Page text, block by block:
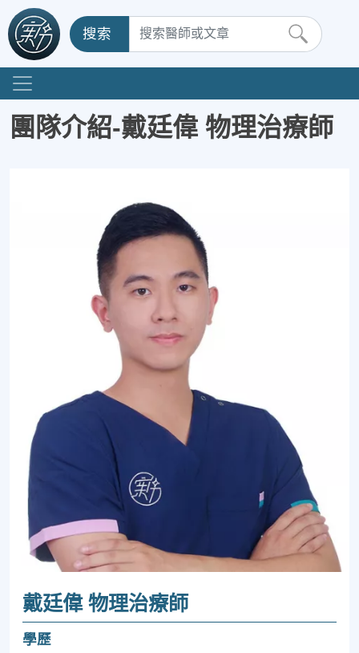
搜索
團隊介紹-戴廷偉 物理治療師
戴廷偉 物理治療師
學歷